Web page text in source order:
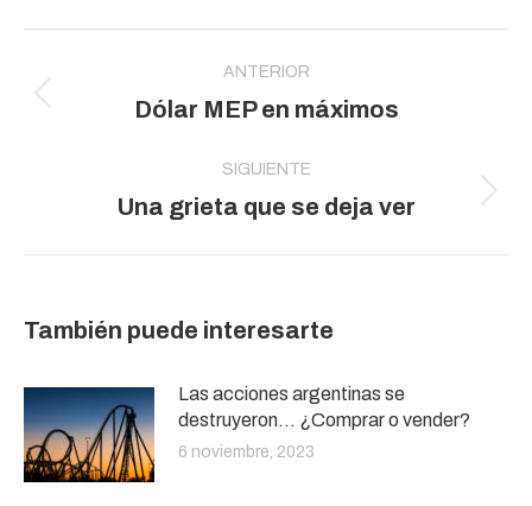
entre
publicaciones
ANTERIOR
Publicación
Dólar MEP en máximos
SIGUIENTE
Publicación
Una grieta que se deja ver
También puede interesarte
Las acciones argentinas se
destruyeron… ¿Comprar o vender?
6 noviembre, 2023